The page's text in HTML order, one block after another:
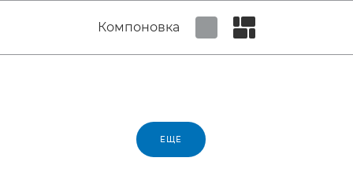
Компоновка
ЕЩЕ